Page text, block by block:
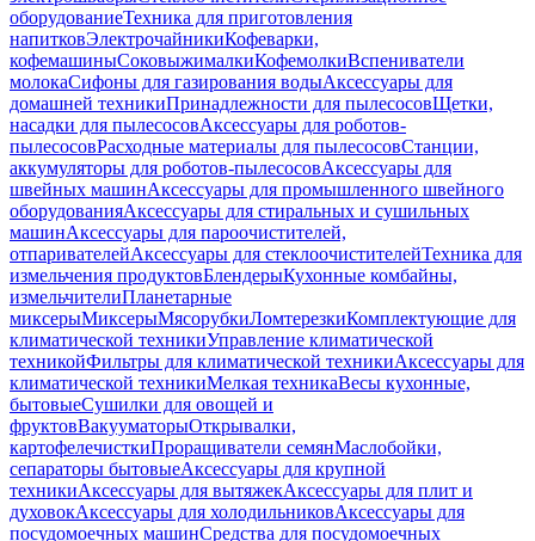
оборудованиеТехника для приготовления
напитковЭлектрочайникиКофеварки,
кофемашиныСоковыжималкиКофемолкиВспениватели
молокаСифоны для газирования водыАксессуары для
домашней техникиПринадлежности для пылесосовЩетки,
насадки для пылесосовАксессуары для роботов-
пылесосовРасходные материалы для пылесосовСтанции,
аккумуляторы для роботов-пылесосовАксессуары для
швейных машинАксессуары для промышленного швейного
оборудованияАксессуары для стиральных и сушильных
машинАксессуары для пароочистителей,
отпаривателейАксессуары для стеклоочистителейТехника для
измельчения продуктовБлендерыКухонные комбайны,
измельчителиПланетарные
миксерыМиксерыМясорубкиЛомтерезкиКомплектующие для
климатической техникиУправление климатической
техникойФильтры для климатической техникиАксессуары для
климатической техникиМелкая техникаВесы кухонные,
бытовыеСушилки для овощей и
фруктовВакууматорыОткрывалки,
картофелечисткиПроращиватели семянМаслобойки,
сепараторы бытовыеАксессуары для крупной
техникиАксессуары для вытяжекАксессуары для плит и
духовокАксессуары для холодильниковАксессуары для
посудомоечных машинСредства для посудомоечных